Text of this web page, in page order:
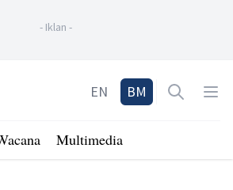
- Iklan -
EN BM Open
Multimedia